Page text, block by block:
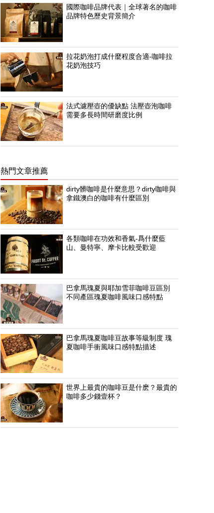
國際咖啡品牌代表｜全球著名的咖啡
品牌特色歷史背景簡介
拉花奶泡打成什麼程度合適-咖啡拉
花奶泡技巧
法式濾壓壺的優缺點 法壓壺泡咖啡
需要多長時間研磨度比例
熱門文章推薦
dirty髒咖啡是什麼意思？dirty咖啡與
拿鐵澳白的咖啡有什麼區別
各類咖啡在功效和香氣-爲什麼藍
山、曼特寧、摩卡比較受歡迎
巴拿馬瑰夏與耶加雪菲咖啡豆區別
不同產區瑰夏咖啡風味口感特點
巴拿馬瑰夏咖啡豆故事等級制度 瑰
夏咖啡手衝風味口感特點描述
世界上最貴的咖啡豆是什麽？最貴的
咖啡多少錢壹杯？